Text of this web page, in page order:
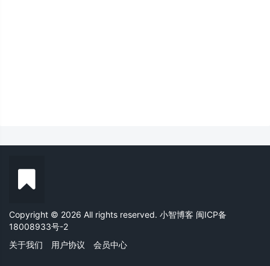
Copyright © 2026 All rights reserved. 小智博客 闽ICP备
18008933号-2
关于我们
用户协议 会员中心